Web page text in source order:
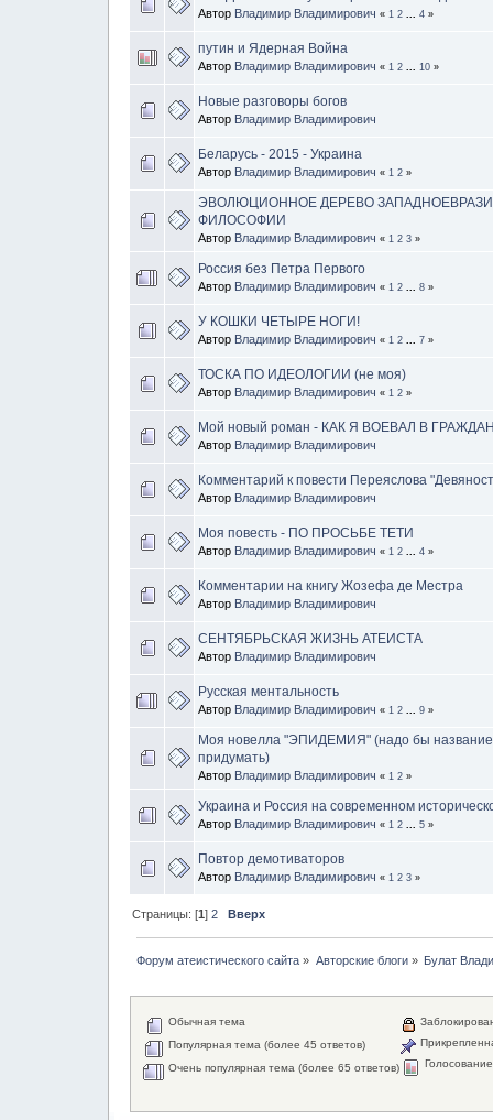
Автор Владимир Владимирович « 1 2 4 »
путин и Ядерная Война
Автор Владимир Владимирович « 1 2 10 »
Новые разговоры богов
Автор Владимир Владимирович
Беларусь - 2015 - Украина
Автор Владимир Владимирович « 1 2 »
ЭВОЛЮЦИОННОЕ ДЕРЕВО
ФИЛОСОФИИ
Автор Владимир Владимирович « 1 2 3 »
Россия без Петра Первого
Автор Владимир Владимирович « 1 2 8 »
У КОШКИ ЧЕТЫРЕ НОГИ!
Автор Владимир Владимирович « 1 2 7 »
ТОСКА ПО ИДЕОЛОГИИ (не моя)
Автор Владимир Владимирович « 1 2 »
Мой новый роман - КАК Я ВОЕВАЛ В
Автор Владимир Владимирович
Комментарий к повести Переяслова
Автор Владимир Владимирович
Моя повесть - ПО ПРОСЬБЕ ТЕТИ
Автор Владимир Владимирович « 1 2 4 »
Комментарии на книгу Жозефа де Местра
Автор Владимир Владимирович
СЕНТЯБРЬСКАЯ ЖИЗНЬ АТЕИСТА
Автор Владимир Владимирович
Русская ментальность
Автор Владимир Владимирович « 1 2 9 »
Моя новелла "ЭПИДЕМИЯ" (надо бы
придумать)
Автор Владимир Владимирович « 1 2 »
Украина и Россия на современном
Автор Владимир Владимирович « 1 2 5 »
Повтор демотиваторов
Автор Владимир Владимирович « 1 2 3 »
Страницы: [1]2 Вверх
Форум атеистического сайта » Авторские блоги» Булат
Обычная тема
Популярная тема (более 45 ответов)
Очень популярная тема (более 65 ответов)
Голосование